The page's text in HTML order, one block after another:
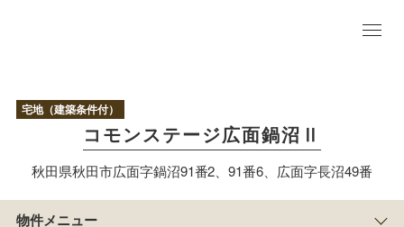
宅地（建築条件付）
コモンステージ広面鍋沼Ⅱ
秋田県秋田市広面字鍋沼91番2、91番6、広面字長沼49番
物件メニュー
TO
アクセス/周辺